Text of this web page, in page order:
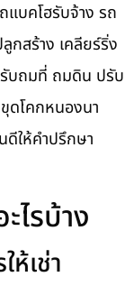
แบคโฮรับจ้าง รถ
กสร้าง เคลียร์ริ่ง
บถมที่ ถมดิน ปรับ
ดโคกหนองนา
ให้คำปรึกษา
ไรบ้าง
ห้เช่า